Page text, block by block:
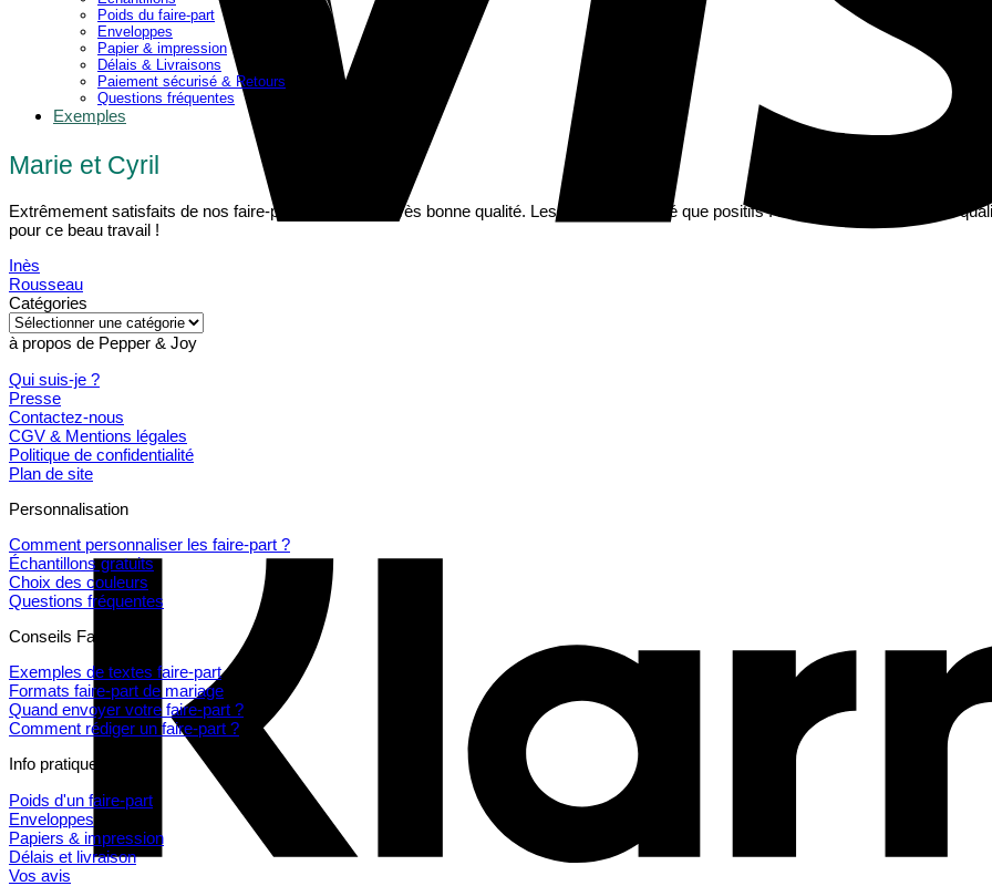
Poids du faire-part
Enveloppes
Papier & impression
Délais & Livraisons
Paiement sécurisé & Retours
Questions fréquentes
Exemples
Marie et Cyril
Extrêmement satisfaits de nos faire-parts qui sont de très bonne qualité. Les retours n’ont été que positifs ! Nos invités ont adorés la
pour ce beau travail !
Inès
Rousseau
Catégories
Catégories
à propos de Pepper & Joy
Qui suis-je ?
Presse
Contactez-nous
CGV & Mentions légales
Politique de confidentialité
Plan de site
Personnalisation
Comment personnaliser les faire-part ?
Échantillons gratuits
Choix des couleurs
Questions fréquentes
Conseils Faire Part
Exemples de textes faire-part
Formats faire-part de mariage
Quand envoyer votre faire-part ?
Comment rédiger un faire-part ?
Info pratiques
Poids d'un faire-part
Enveloppes
Papiers & impression
Délais et livraison
Vos avis